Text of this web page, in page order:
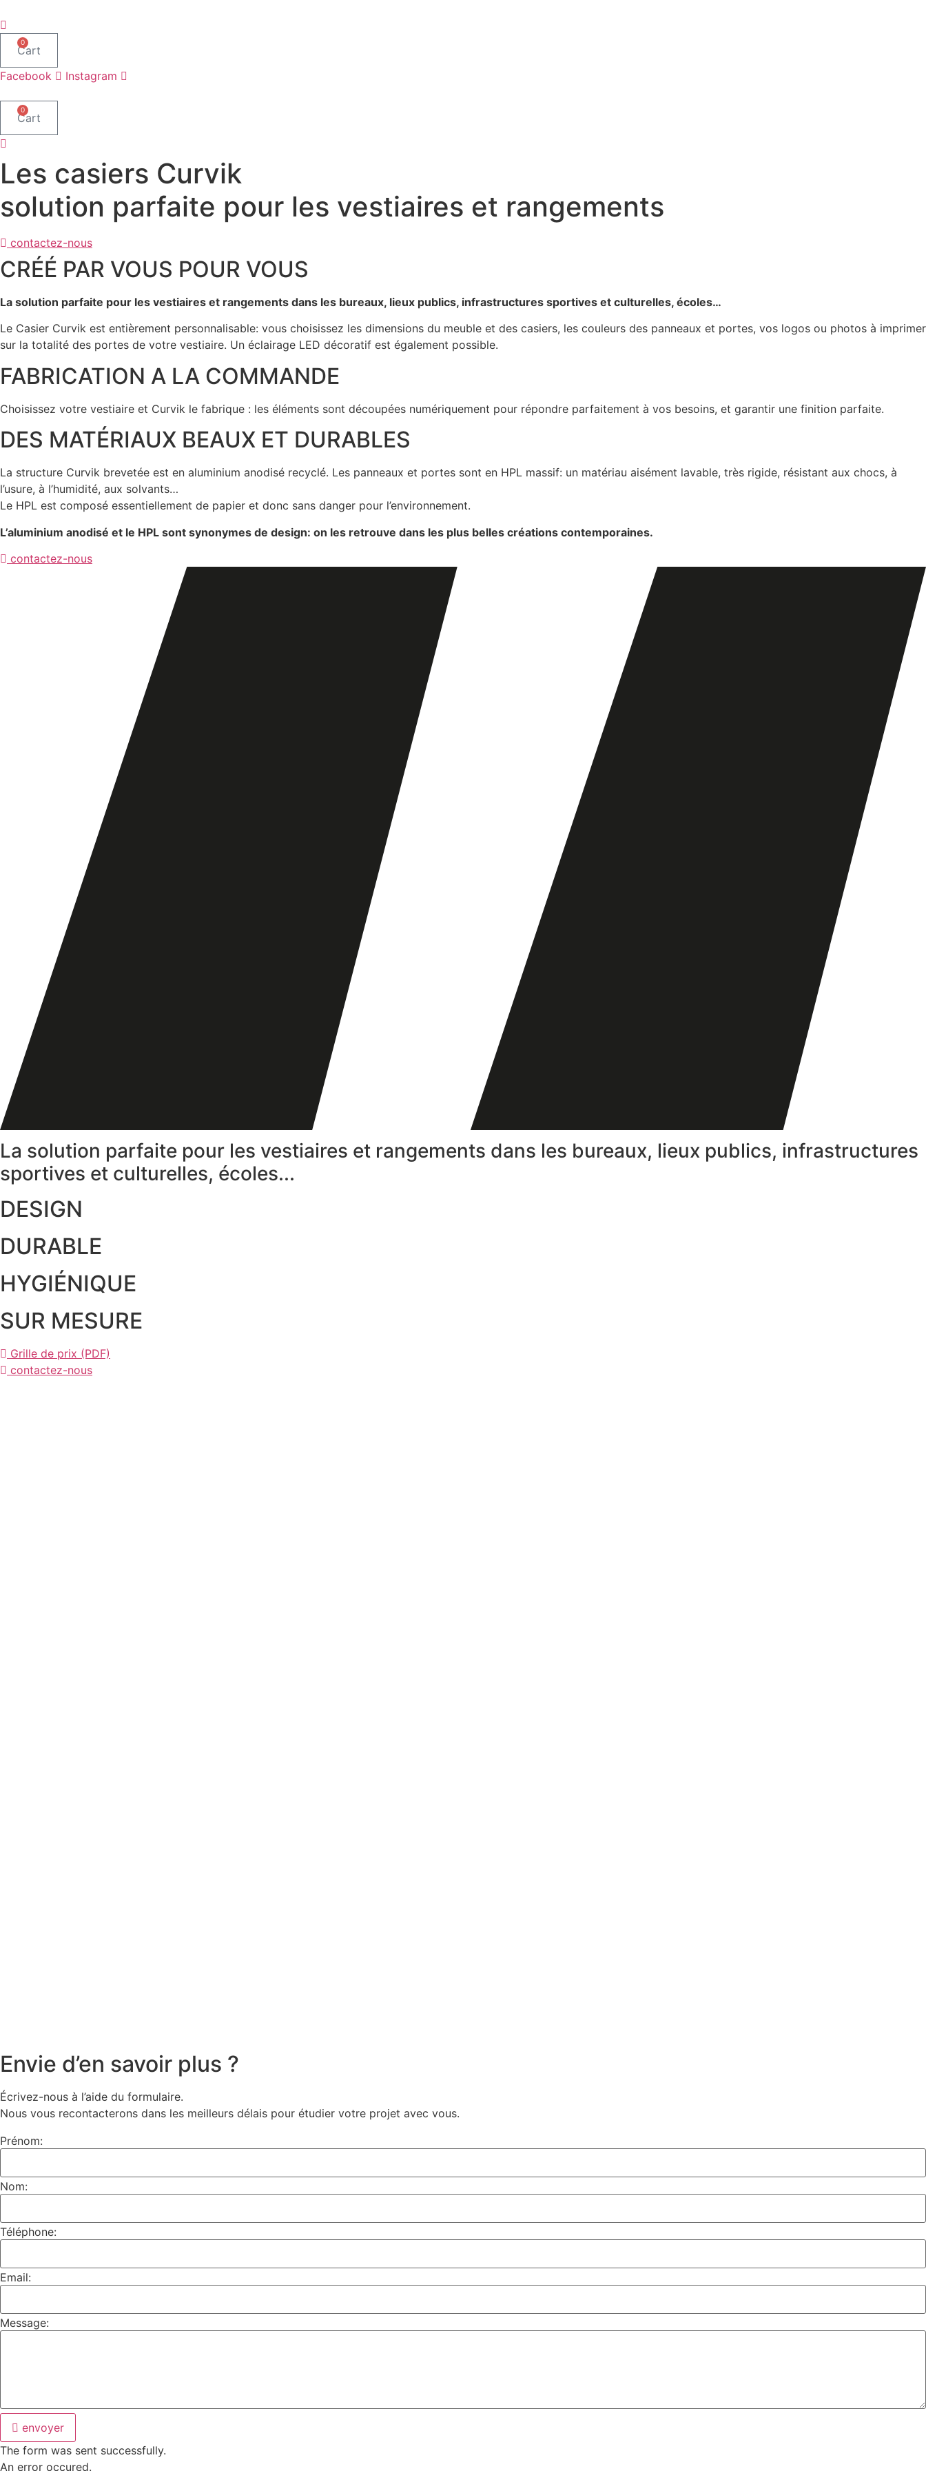
au
contenu
0
Cart
Facebook
Instagram
0
Cart
Les casiers Curvik
solution parfaite pour les vestiaires et rangements
contactez-nous
CRÉÉ PAR VOUS POUR VOUS
La solution parfaite pour les vestiaires et rangements dans les bureaux, lieux publics, infrastructures sportives et culturelles, écoles…
Le Casier Curvik est entièrement personnalisable: vous choisissez les dimensions du meuble et des casiers, les couleurs des panneaux et portes, vos logos ou photos à imprimer
sur la totalité des portes de votre vestiaire. Un éclairage LED décoratif est également possible.
FABRICATION A LA COMMANDE
Choisissez votre vestiaire et Curvik le fabrique : les éléments sont découpées numériquement pour répondre parfaitement à vos besoins, et garantir une finition parfaite.
DES MATÉRIAUX BEAUX ET DURABLES
La structure Curvik brevetée est en aluminium anodisé recyclé. Les panneaux et portes sont en HPL massif: un matériau aisément lavable, très rigide, résistant aux chocs, à
l’usure, à l’humidité, aux solvants…
Le HPL est composé essentiellement de papier et donc sans danger pour l’environnement.
L’aluminium anodisé et le HPL sont synonymes de design: on les retrouve dans les plus belles créations contemporaines.
contactez-nous
La solution parfaite pour les vestiaires et rangements dans les bureaux, lieux publics, infrastructures
sportives et culturelles, écoles...
DESIGN
DURABLE
HYGIÉNIQUE
SUR MESURE
Grille de prix (PDF)
contactez-nous
Envie d’en savoir plus ?
Écrivez-nous à l’aide du formulaire.
Nous vous recontacterons dans les meilleurs délais pour étudier votre projet avec vous.
Prénom:
Nom:
Téléphone:
Email:
Message:
envoyer
The form was sent successfully.
An error occured.